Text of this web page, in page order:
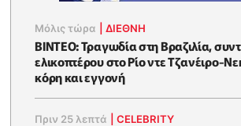
Μόλις τώρα |ΔΙΕΘΝΗ
ΒΙΝΤΕΟ: Τραγωδία στη Βραζιλία,
ελικοπτέρου στο Ρίο ντε Τζανέιρο-
κόρη και εγγονή
Πριν 25 λεπτά |CELEBRITY